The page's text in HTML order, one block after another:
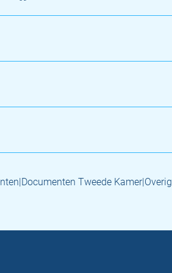
Tweede Kamer|Overig